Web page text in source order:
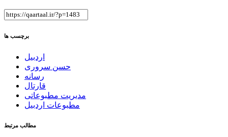
برچسب ها
اردبیل
حسن سروری
رسانه
قارتال
مدیریت مطبوعاتی
مطبوعات اردبیل
مطالب مرتبط